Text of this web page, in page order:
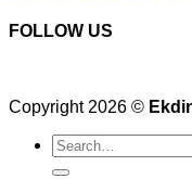
FOLLOW US
Copyright 2026 ©